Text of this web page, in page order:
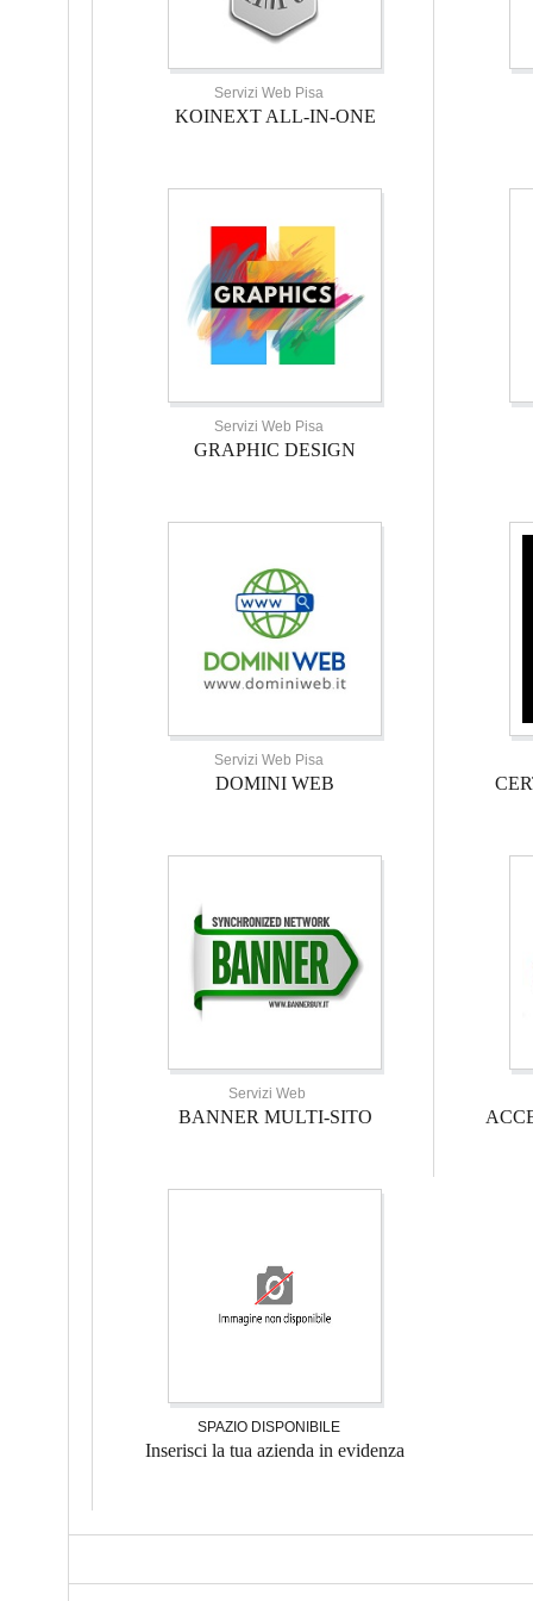
Servizi Web Pisa
KOINEXT ALL-IN-ONE
Servizi Web Pisa
GRAPHIC DESIGN
Servizi Web Pisa
DOMINI WEB
Servizi Web
BANNER MULTI-SITO
SPAZIO DISPONIBILE
Inserisci la tua azienda in evidenza